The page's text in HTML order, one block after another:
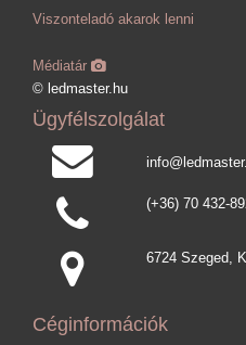
Viszonteladó akarok lenni
Médiatár
© ledmaster.hu
Ügyfélszolgálat
(+36) 70 432-
6724 Szeged,
Céginformációk